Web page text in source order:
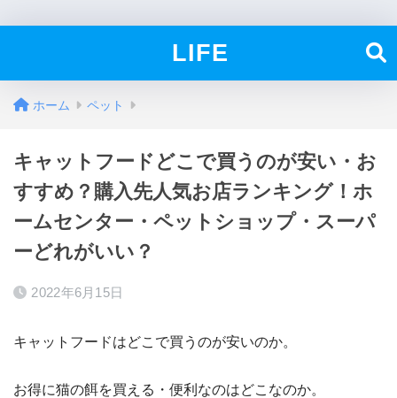
LIFE
ホーム ペット
キャットフードどこで買うのが安い・お
すすめ？購入先人気お店ランキング！ホ
ームセンター・ペットショップ・スーパ
ーどれがいい？
2022年6月15日
キャットフードはどこで買うのが安いのか。
お得に猫の餌を買える・便利なのはどこなのか。